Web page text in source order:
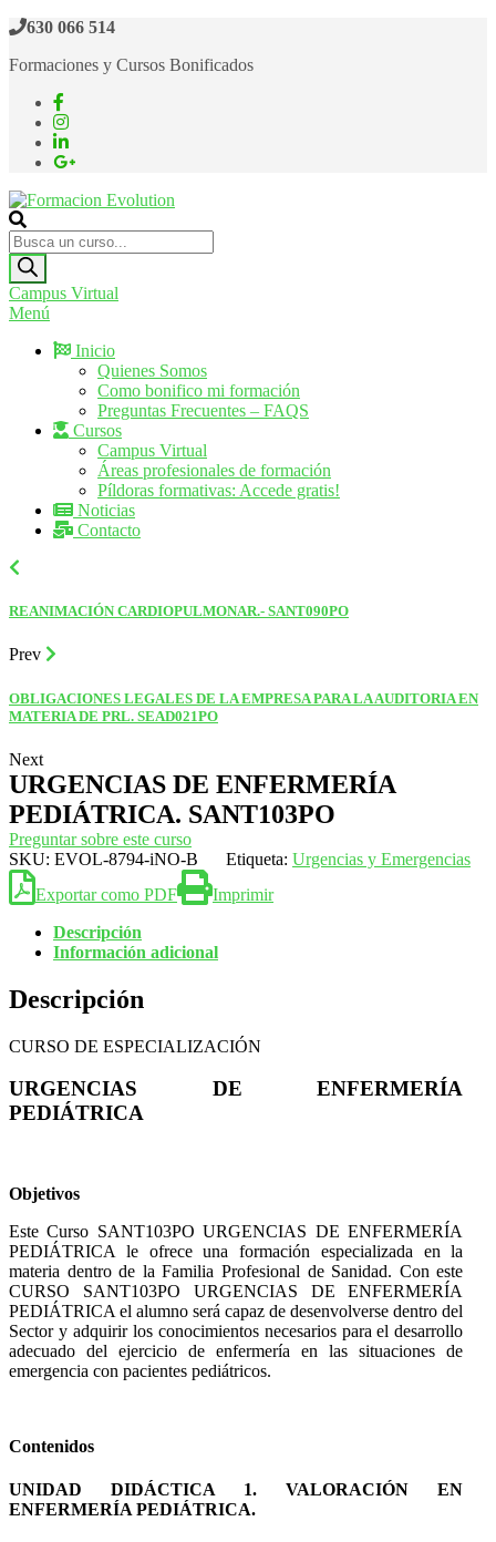
Saltar
contenido
630 066 514
Formaciones y Cursos Bonificados
Formacion Evolution
Cursos de formación continua
Búsqueda
de
productos
Campus Virtual
Menú
Inicio
Quienes Somos
Como bonifico mi formación
Preguntas Frecuentes – FAQS
Cursos
Campus Virtual
Áreas profesionales de formación
Píldoras formativas: Accede gratis!
Noticias
Contacto
REANIMACIÓN CARDIOPULMONAR.- SANT090PO
Prev
OBLIGACIONES LEGALES DE LA EMPRESA PARA LA AUDITORIA EN
MATERIA DE PRL. SEAD021PO
Next
URGENCIAS DE ENFERMERÍA
PEDIÁTRICA. SANT103PO
Preguntar sobre este curso
SKU: EVOL-8794-iNO-B Etiqueta: Urgencias y Emergencias
Exportar como PDF
Imprimir
Descripción
Información adicional
Descripción
CURSO DE ESPECIALIZACIÓN
URGENCIAS DE ENFERMERÍA
PEDIÁTRICA
Objetivos
Este Curso SANT103PO URGENCIAS DE ENFERMERÍA
PEDIÁTRICA le ofrece una formación especializada en la
materia dentro de la Familia Profesional de Sanidad. Con este
CURSO SANT103PO URGENCIAS DE ENFERMERÍA
PEDIÁTRICA el alumno será capaz de desenvolverse dentro del
Sector y adquirir los conocimientos necesarios para el desarrollo
adecuado del ejercicio de enfermería en las situaciones de
emergencia con pacientes pediátricos.
Contenidos
UNIDAD DIDÁCTICA 1. VALORACIÓN EN
ENFERMERÍA PEDIÁTRICA.